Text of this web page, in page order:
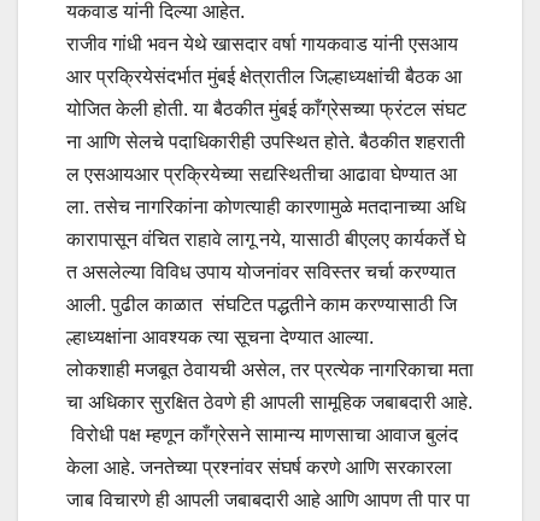
यकवाड यांनी दिल्या आहेत.
राजीव गांधी भवन येथे खासदार वर्षा गायकवाड यांनी एसआय
आर प्रक्रियेसंदर्भात मुंबई क्षेत्रातील जिल्हाध्यक्षांची बैठक आ
योजित केली होती. या बैठकीत मुंबई काँग्रेसच्या फ्रंटल संघट
ना आणि सेलचे पदाधिकारीही उपस्थित होते. बैठकीत शहराती
ल एसआयआर प्रक्रियेच्या सद्यस्थितीचा आढावा घेण्यात आ
ला. तसेच नागरिकांना कोणत्याही कारणामुळे मतदानाच्या अधि
कारापासून वंचित राहावे लागू नये, यासाठी बीएलए कार्यकर्ते घे
त असलेल्या विविध उपाय योजनांवर सविस्तर चर्चा करण्यात
आली. पुढील काळात संघटित पद्धतीने काम करण्यासाठी जि
ल्हाध्यक्षांना आवश्यक त्या सूचना देण्यात आल्या.
लोकशाही मजबूत ठेवायची असेल, तर प्रत्येक नागरिकाचा मता
चा अधिकार सुरक्षित ठेवणे ही आपली सामूहिक जबाबदारी आहे.
विरोधी पक्ष म्हणून काँग्रेसने सामान्य माणसाचा आवाज बुलंद
केला आहे. जनतेच्या प्रश्नांवर संघर्ष करणे आणि सरकारला
जाब विचारणे ही आपली जबाबदारी आहे आणि आपण ती पार पा